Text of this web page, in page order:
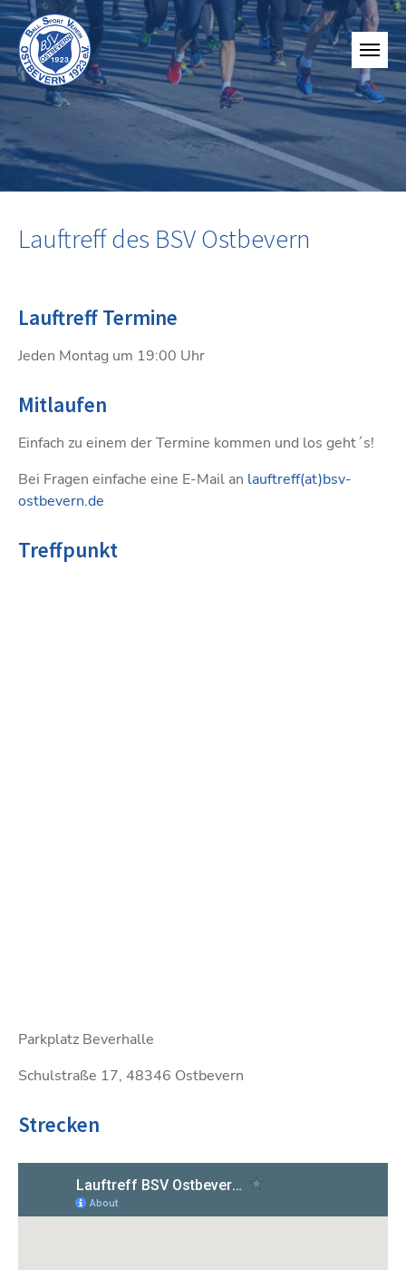
Lauftreff des BSV Ostbevern
Lauftreff Termine
Jeden Montag um 19:00 Uhr
Mitlaufen
Einfach zu einem der Termine kommen und los geht´s!
Bei Fragen einfache eine E-Mail an lauftreff(at)bsv-
ostbevern.de
Treffpunkt
Parkplatz Beverhalle
Schulstraße 17, 48346 Ostbevern
Strecken